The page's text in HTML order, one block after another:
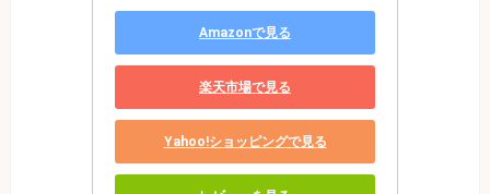
Amazonで見る
楽天市場で見る
Yahoo!ショッピングで見る